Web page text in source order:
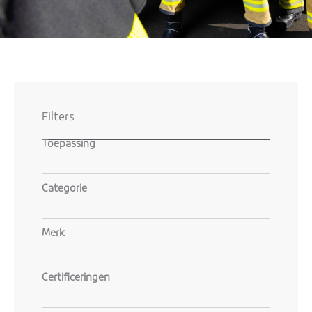
Filters
Toepassing
Categorie
Merk
Certificeringen